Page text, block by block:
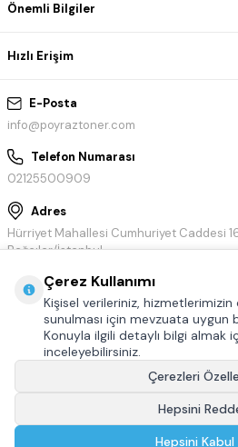
E-Posta
info@poyraztoner.com
Telefon Numarası
02125500909
Adres
Hürriyet Mahallesi Cumhuriyet Caddesi
Bağcılar/İstanbul
Önemli Bilgiler
Hızlı Erişim
Çerez Kullanımı
Kişisel verileriniz,
sunulması için mevzuata uygun
Konuyla ilgili detaylı bilgi almak
inceleyebilirsiniz.
Çerezleri
Hepsini
Hepsini Kabul